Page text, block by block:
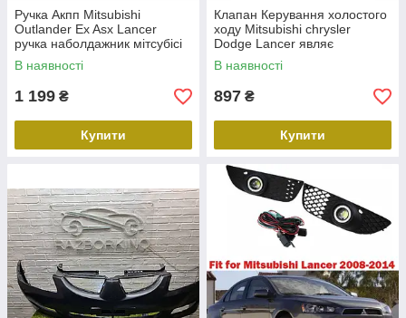
Ручка Акпп Mitsubishi
Outlander Ex Asx Lancer
ручка наболдажник мітсубісі
лансер 10 асх аутлендер
В наявності
1 199 ₴
Купити
Клапан Керування холостого
ходу Mitsubishi chrysler
Dodge Lancer являє
собою628117 являє
собою628117 1450A132
В наявності
897 ₴
Купити